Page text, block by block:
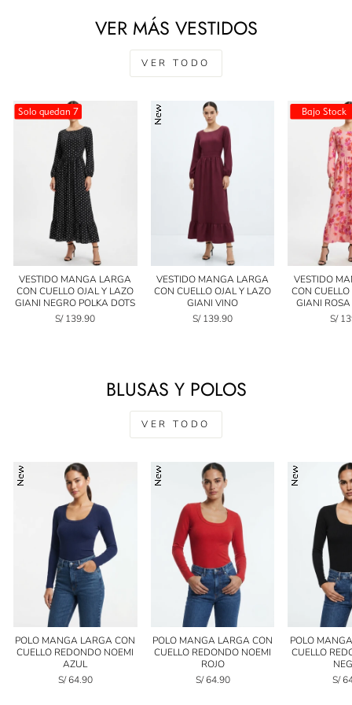
VER MÁS VESTIDOS
VER TODO
Solo quedan 7
VESTIDO MANGA LARGA
CON CUELLO OJAL Y LAZO
GIANI NEGRO POLKA DOTS
S/ 139.90
VESTIDO MANGA LARGA
CON CUELLO OJAL Y LAZO
GIANI VINO
S/ 139.90
Bajo Stock
VESTIDO
CON
GIANI
S/
BLUSAS Y POLOS
VER TODO
POLO MANGA LARGA CON
CUELLO REDONDO NOEMI
AZUL
S/ 64.90
POLO MANGA LARGA CON
CUELLO REDONDO NOEMI
ROJO
S/ 64.90
POLO
CUELLO
S/